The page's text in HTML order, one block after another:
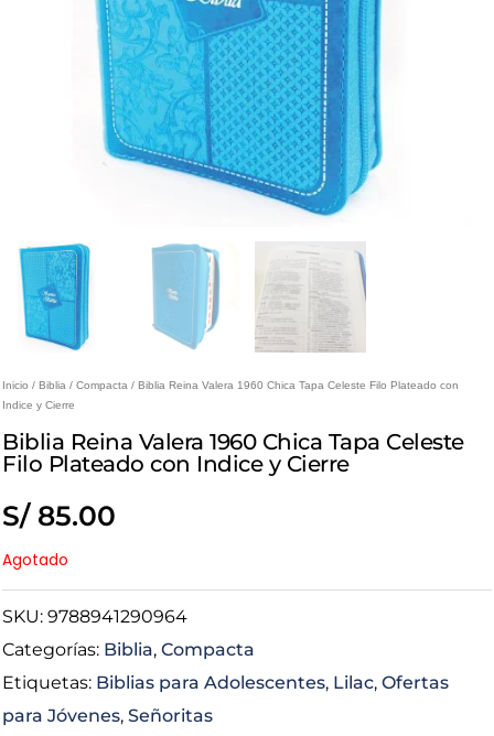
Inicio / Biblia / Compacta / Biblia Reina Valera 1960 Chica Tapa Celeste Filo Plateado con
Indice y Cierre
Biblia Reina Valera 1960 Chica Tapa Celeste
Filo Plateado con Indice y Cierre
S/85.00
Agotado
SKU: 9788941290964
Categorías: Biblia, Compacta
Etiquetas: Biblias para Adolescentes, Lilac, Ofertas
para Jóvenes, Señoritas